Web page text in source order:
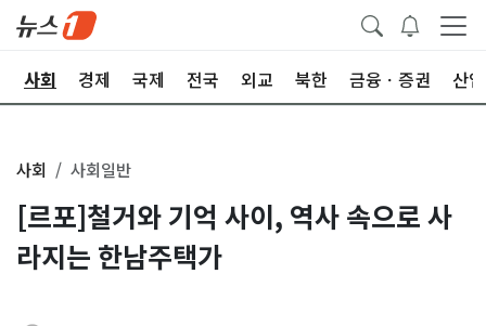
사회 경제 국제 전국 외교 북한 금융ㆍ증권 산업
사회 사회일반
[르포]철거와 기억 사이, 역사 속으로 사
라지는 한남주택가